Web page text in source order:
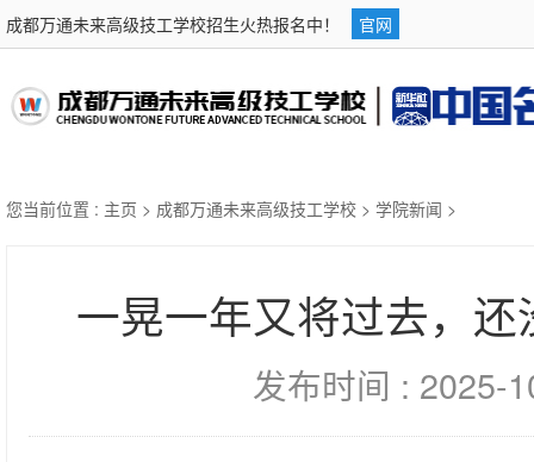
成都万通未来高级技工学校招生火热报名中！ 官网
您当前位置 : 主页 > 成都万通未来高级技工学校 > 学院新闻 >
一晃一年又将过去，
发布时间 : 2025-